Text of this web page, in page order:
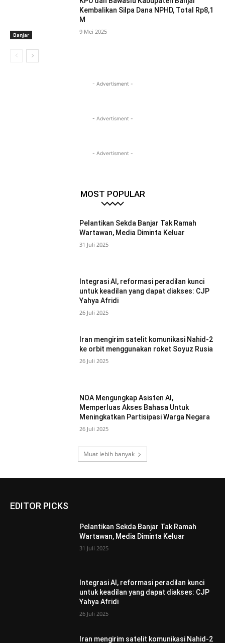
Banjar
Kembalikan Silpa Dana NPHD, Total Rp8,1
M
9 Mei 2025
- Advertisment -
- Advertisment -
- Advertisment -
MOST POPULAR
Pelantikan Sekda Banjar Tak Ramah
Wartawan, Media Diminta Keluar
31 Juli 2025
Integrasi AI, reformasi peradilan kunci
untuk keadilan yang dapat diakses: CJP
Yahya Afridi
26 Juli 2025
Iran mengirim satelit komunikasi Nahid-2
ke orbit menggunakan roket Soyuz Rusia
26 Juli 2025
NOA Mengungkap Asisten AI,
Memperluas Akses Bahasa Untuk
Meningkatkan Partisipasi Warga Negara
26 Juli 2025
Muat lebih banyak
EDITOR PICKS
Pelantikan Sekda Banjar Tak Ramah
Wartawan, Media Diminta Keluar
31 Juli 2025
Integrasi AI, reformasi peradilan kunci
untuk keadilan yang dapat diakses: CJP
Yahya Afridi
26 Juli 2025
Iran mengirim satelit komunikasi Nahid-2